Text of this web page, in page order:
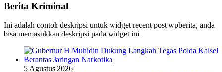
Berita Kriminal
Ini adalah contoh deskripsi untuk widget recent post wpberita, anda
bisa memasukkan deskripsi pada widget ini.
5 Agustus 2026